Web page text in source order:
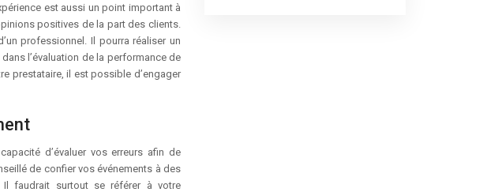
est aussi un point important à
positives de la part des clients.
professionnel. Il pourra réaliser un
l’évaluation de la performance de
prestataire, il est possible d’engager
d’évaluer vos erreurs afin de
de confier vos événements à des
Il faudrait surtout se référer à votre